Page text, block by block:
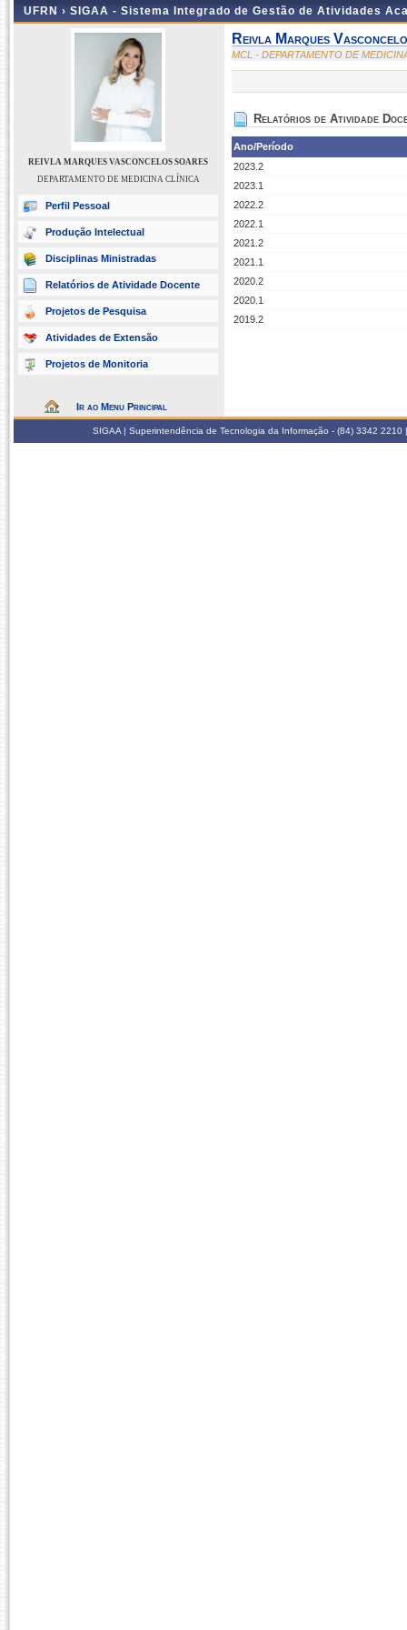
UFRN › SIGAA - Sistema Integrado de Gestão de Atividades
REIVLA MARQUES VASCONCELOS SOARES
DEPARTAMENTO DE MEDICINA CLÍNICA
Perfil Pessoal
Produção Intelectual
Disciplinas Ministradas
Relatórios de Atividade Docente
Projetos de Pesquisa
Atividades de Extensão
Projetos de Monitoria
Ir ao Menu Principal
Reivla Marques
MCL - DEPARTAMENTO DE
Relatórios de Atividade
Ano/Período
2023.2
2023.1
2022.2
2022.1
2021.2
2021.1
2020.2
2020.1
2019.2
SIGAA | Superintendência de Tecnologia da Informação - (84) 3342